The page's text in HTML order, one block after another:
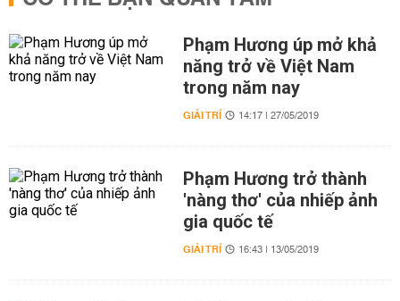
Phạm Hương úp mở khả
năng trở về Việt Nam
trong năm nay
GIẢI TRÍ 14:17 | 27/05/2019
Phạm Hương trở thành
'nàng thơ' của nhiếp ảnh
gia quốc tế
GIẢI TRÍ 16:43 | 13/05/2019